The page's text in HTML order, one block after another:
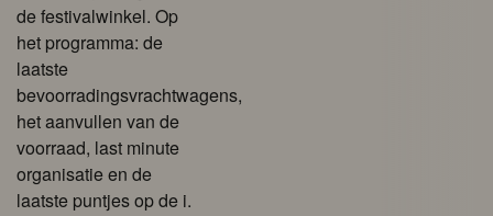
de festivalwinkel. Op
het programma: de
laatste
bevoorradingsvrachtwagens,
het aanvullen van de
voorraad, last minute
organisatie en de
laatste puntjes op de i.